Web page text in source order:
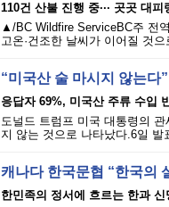
110건 산불 진행 중··· 곳곳 대피
▲/BC Wildfire ServiceBC주 전
고온·건조한 날씨가 이어질 것
“미국산 술 마시지 않는다
응답자 69%, 미국산 주류 수입
도널드 트럼프 미국 대통령의
지 않는 것으로 나타났다.6일
캐나다 한국문협 “한국의
한민족의 정서에 흐르는 한과 신